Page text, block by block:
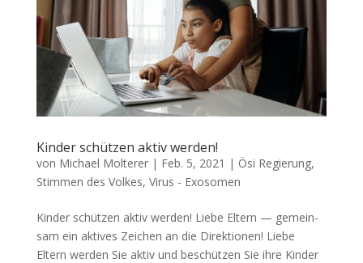
Kinder schützen aktiv werden!
von Michael Molterer| Feb. 5, 2021 | Ösi Regierung,
Stimmen des Volkes, Virus - Exosomen
Kinder schützen aktiv werden! Lie­be Eltern — gemein­
sam ein akti­ves Zei­chen an die Direktionen! Lie­be
Eltern wer­den Sie aktiv und beschüt­zen Sie ihre Kin­der